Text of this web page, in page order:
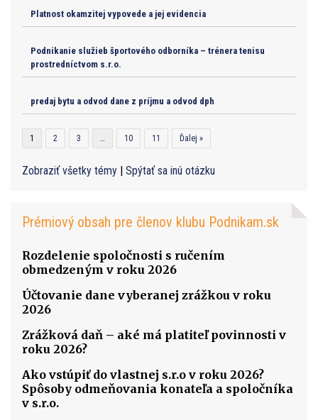
Platnost okamzitej vypovede a jej evidencia
Podnikanie služieb športového odborníka – trénera tenisu
prostredníctvom s.r.o.
predaj bytu a odvod dane z príjmu a odvod dph
1 2 3 … 10 11 Ďalej »
Zobraziť všetky témy | Spýtať sa inú otázku
Prémiový obsah pre členov klubu Podnikam.sk
Rozdelenie spoločnosti s ručením
obmedzeným v roku 2026
Účtovanie dane vyberanej zrážkou v roku
2026
Zrážková daň – aké má platiteľ povinnosti v
roku 2026?
Ako vstúpiť do vlastnej s.r.o v roku 2026?
Spôsoby odmeňovania konateľa a spoločníka
v s.r.o.